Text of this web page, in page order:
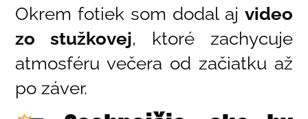
Okrem fotiek som dodal aj video
zo stužkovej, ktoré zachycuje
atmosféru večera od začiatku až
po záver.